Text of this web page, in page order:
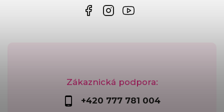
Zákaznická podpora:
+420 777 781 004